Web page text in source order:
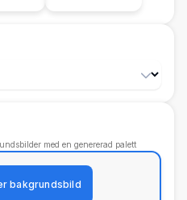
med en genererad palett
bakgrundsbild